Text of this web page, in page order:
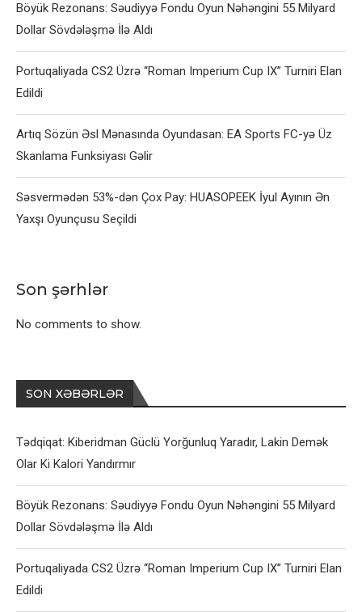
Böyük Rezonans: Səudiyyə Fondu Oyun Nəhəngini 55 Milyard
Dollar Sövdələşmə İlə Aldı
Portuqaliyada CS2 Üzrə “Roman Imperium Cup IX” Turniri Elan
Edildi
Artıq Sözün Əsl Mənasında Oyundasan: EA Sports FC-yə Üz
Skanlama Funksiyası Gəlir
Səsvermədən 53%-dən Çox Pay: HUASOPEEK İyul Ayının Ən
Yaxşı Oyunçusu Seçildi
Son şərhlər
No comments to show.
SON XƏBƏRLƏR
Tədqiqat: Kiberidman Güclü Yorğunluq Yaradır, Lakin Demək
Olar Ki Kalori Yandırmır
Böyük Rezonans: Səudiyyə Fondu Oyun Nəhəngini 55 Milyard
Dollar Sövdələşmə İlə Aldı
Portuqaliyada CS2 Üzrə “Roman Imperium Cup IX” Turniri Elan
Edildi